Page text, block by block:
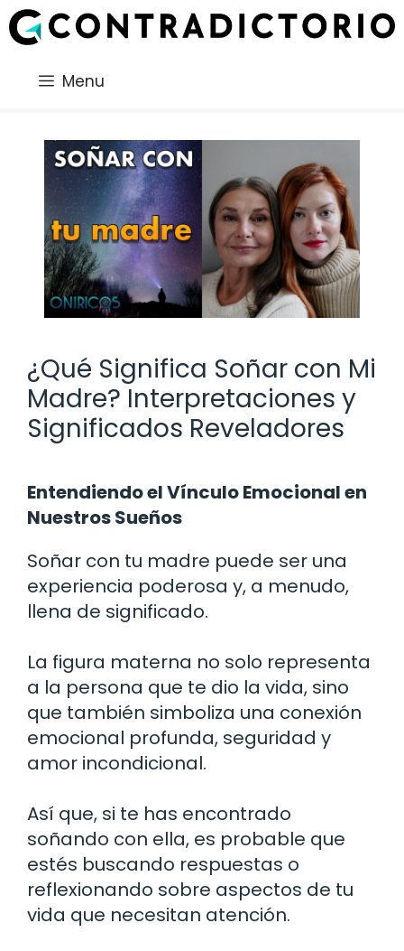
Saltar
al
Menu
¿Qué Significa Soñar con Mi
Madre? Interpretaciones y
Significados Reveladores
Entendiendo el Vínculo Emocional en
Nuestros Sueños
Soñar con tu madre puede ser una
experiencia poderosa y, a menudo,
llena de significado.
La figura materna no solo representa
a la persona que te dio la vida, sino
que también simboliza una conexión
emocional profunda, seguridad y
amor incondicional.
Así que, si te has encontrado
soñando con ella, es probable que
estés buscando respuestas o
reflexionando sobre aspectos de tu
vida que necesitan atención.